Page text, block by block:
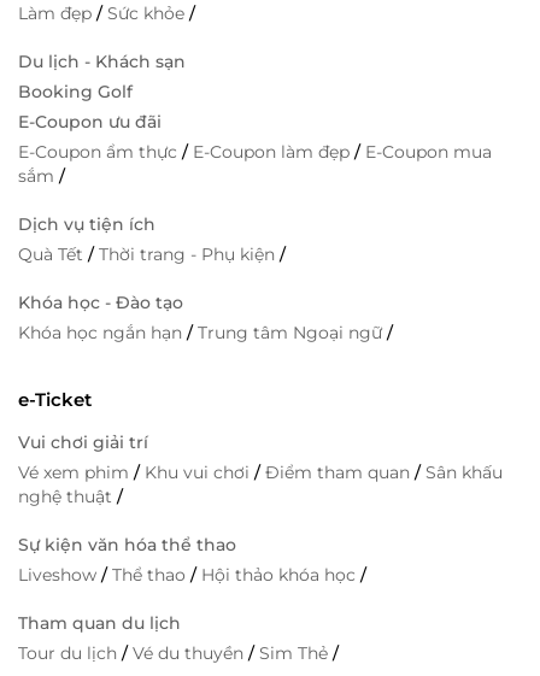
Làm đẹp /Sức khỏe /
Du lịch - Khách sạn
Booking Golf
E-Coupon ưu đãi
E-Coupon ẩm thực / E-Coupon làm đẹp / E-Coupon mua
sắm /
Dịch vụ tiện ích
Quà Tết /Thời trang - Phụ kiện /
Khóa học - Đào tạo
Khóa học ngắn hạn /Trung tâm Ngoại ngữ/
e-Ticket
Vui chơi giải trí
Vé xem phim / Khu vui chơi /Điểm tham quan /Sân khấu
nghệ thuật /
Sự kiện văn hóa thể thao
Liveshow /Thể thao / Hội thảo khóa học /
Tham quan du lịch
Tour du lịch /Vé du thuyền /Sim Thẻ /